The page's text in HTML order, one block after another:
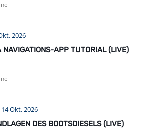
2026
NAVIGATIONS-APP TUTORIAL (LIVE)
14 Okt. 2026
DES BOOTSDIESELS (LIVE)